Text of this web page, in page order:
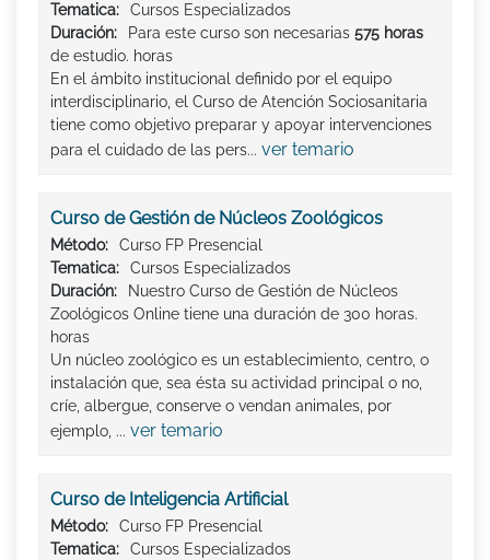
Tematica:
Cursos Especializados
Duración:
Para este curso son necesarias 575 horas
de estudio. horas
En el ámbito institucional definido por el equipo
interdisciplinario, el Curso de Atención Sociosanitaria
tiene como objetivo preparar y apoyar intervenciones
para el cuidado de las pers... ver temario
Curso de Gestión de Núcleos Zoológicos
Método:
Curso FP Presencial
Tematica:
Cursos Especializados
Duración:
Nuestro Curso de Gestión de Núcleos
Zoológicos Online tiene una duración de 300 horas.
horas
Un núcleo zoológico es un establecimiento, centro, o
instalación que, sea ésta su actividad principal o no,
críe, albergue, conserve o vendan animales, por
ejemplo, ... ver temario
Curso de Inteligencia Artificial
Método:
Curso FP Presencial
Tematica:
Cursos Especializados